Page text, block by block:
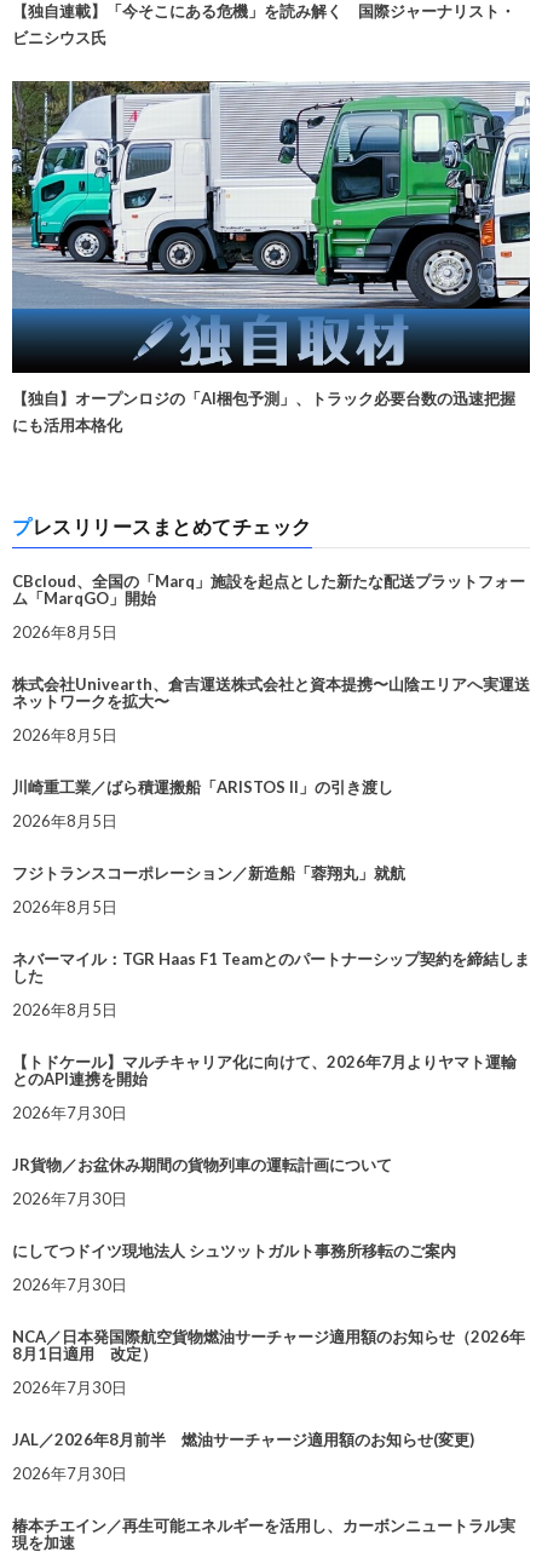
【独自連載】「今そこにある危機」を読み解く 国際ジャーナリスト・
ビニシウス氏
【独自】オープンロジの「AI梱包予測」、トラック必要台数の迅速把握
にも活用本格化
プレスリリースまとめてチェック
CBcloud、全国の「Marq」施設を起点とした新たな配送プラットフォー
ム「MarqGO」開始
2026年8月5日
株式会社Univearth、倉吉運送株式会社と資本提携〜山陰エリアへ実運送
ネットワークを拡大〜
2026年8月5日
川崎重工業／ばら積運搬船「ARISTOS II」の引き渡し
2026年8月5日
フジトランスコーポレーション／新造船「蓉翔丸」就航
2026年8月5日
ネバーマイル：TGR Haas F1 Teamとのパートナーシップ契約を締結しま
した
2026年8月5日
【トドケール】マルチキャリア化に向けて、2026年7月よりヤマト運輸
とのAPI連携を開始
2026年7月30日
JR貨物／お盆休み期間の貨物列車の運転計画について
2026年7月30日
にしてつドイツ現地法人 シュツットガルト事務所移転のご案内
2026年7月30日
NCA／日本発国際航空貨物燃油サーチャージ適用額のお知らせ（2026年
8月1日適用 改定）
2026年7月30日
JAL／2026年8月前半 燃油サーチャージ適用額のお知らせ(変更)
2026年7月30日
椿本チエイン／再生可能エネルギーを活用し、カーボンニュートラル実
現を加速